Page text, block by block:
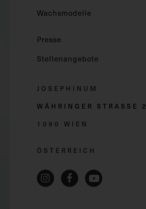
Wachsmodelle
Presse
Stellenangebote
JOSEPHINUM
WÄHRINGER STRASSE 2
1090 WIEN
ÖSTERREICH